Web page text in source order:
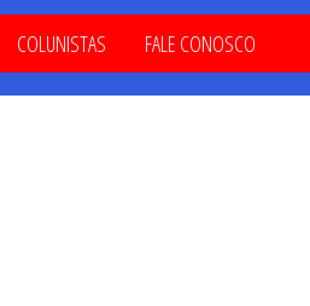
COLUNISTAS FALE CONOSCO